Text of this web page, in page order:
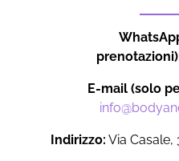
E-mail (solo
Indirizzo: Via Casale,